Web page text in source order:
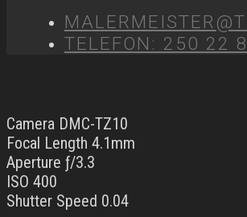
TELEFON: 250 22
Camera DMC-TZ10
Focal Length 4.1mm
Aperture ƒ/3.3
ISO 400
Shutter Speed 0.04